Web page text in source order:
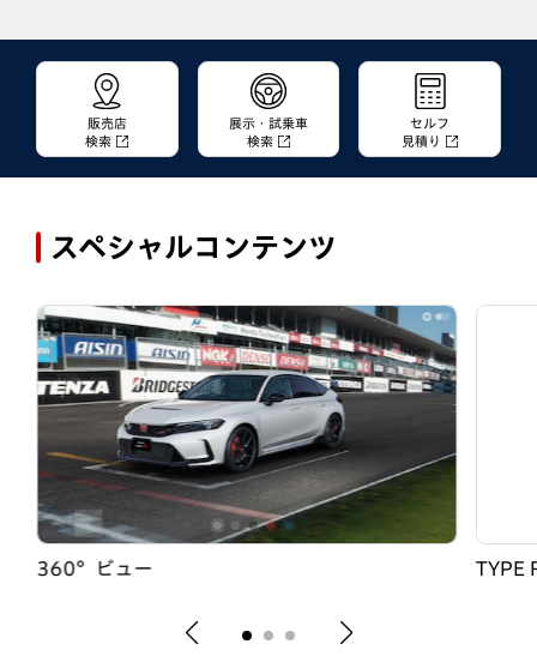
販売店
検索
展示・試乗車
検索
セルフ
見積り
スペシャルコンテンツ
360°ビュー TYPE